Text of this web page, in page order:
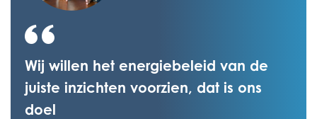
Wij willen het energiebeleid van de
juiste inzichten voorzien, dat is ons
doel